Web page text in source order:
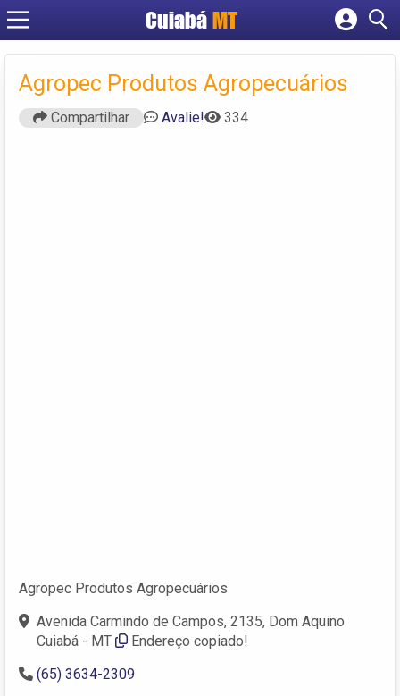
Cuiabá MT
Cadastrar empresa
Criar conta
Agropec Produtos Agropecuários
Compartilhar Avalie! 334
Agropec Produtos Agropecuários
Avenida Carmindo de Campos, 2135, Dom Aquino
Cuiabá - MT
Endereço copiado!
(65) 3634-2309